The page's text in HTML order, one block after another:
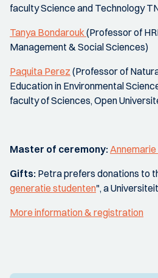
faculty Science and Technology
Tanya Bondarouk(Professor of
Management & Social Sciences)
Paquita Perez (Professor of
Education in Environmental
faculty of Sciences, Open
Master of ceremony:
Gifts: Petra prefers donations to
generatie studenten", a
More information & registration